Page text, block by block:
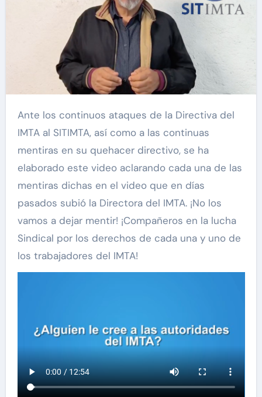
Ante los continuos ataques de la Directiva del
IMTA al SITIMTA, así como a las continuas
mentiras en su quehacer directivo, se ha
elaborado este video aclarando cada una de las
mentiras dichas en el video que en días
pasados subió la Directora del IMTA. ¡No los
vamos a dejar mentir! ¡Compañeros en la lucha
Sindical por los derechos de cada una y uno de
los trabajadores del IMTA!